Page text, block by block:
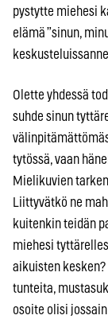
pystytte miehesi
elämä ”sinun,
Olette yhdessä
suhde sinun
tytössä, vaan
Mielikuvien
Liittyvätkö ne
kuitenkin teidän
miehesi
aikuisten
tunteita,
osoite olisi